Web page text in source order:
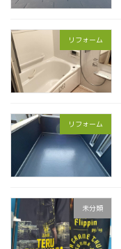
リフォーム
リフォーム
未分類